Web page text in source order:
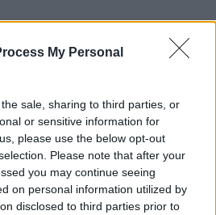
My Personal
sale, sharing to third parties, or
or sensitive information for
please use the below opt-out
Please note that after your
you may continue seeing
on personal information utilized by
disclosed to third parties prior to